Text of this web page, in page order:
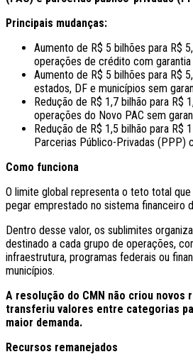
Principais mudanças:
Aumento de R$ 5 bilhões para R$
operações de crédito com garantia
Aumento de R$ 5 bilhões para R$
estados, DF e municípios sem
Redução de R$ 1,7 bilhão para R$
operações do Novo PAC sem
Redução de R$ 1,5 bilhão para R$
Parcerias Público-Privadas (PPP)
Como funciona
O limite global representa o teto total
pegar emprestado no sistema financeiro
Dentro desse valor, os sublimites
destinado a cada grupo de operações,
infraestrutura, programas federais ou
municípios.
A resolução do CMN não criou novos
transferiu valores entre categorias
maior demanda.
Recursos remanejados